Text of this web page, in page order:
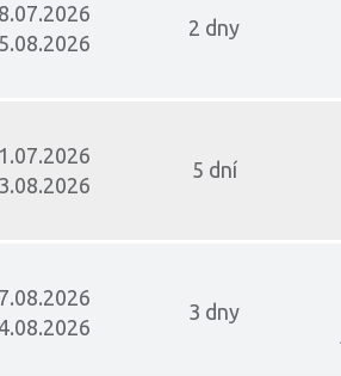
2 dny
5 dní
3 dny